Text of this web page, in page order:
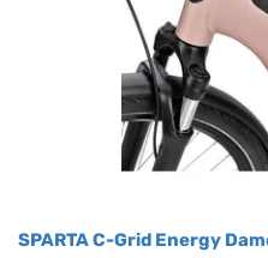
SPARTA C-Grid Energy